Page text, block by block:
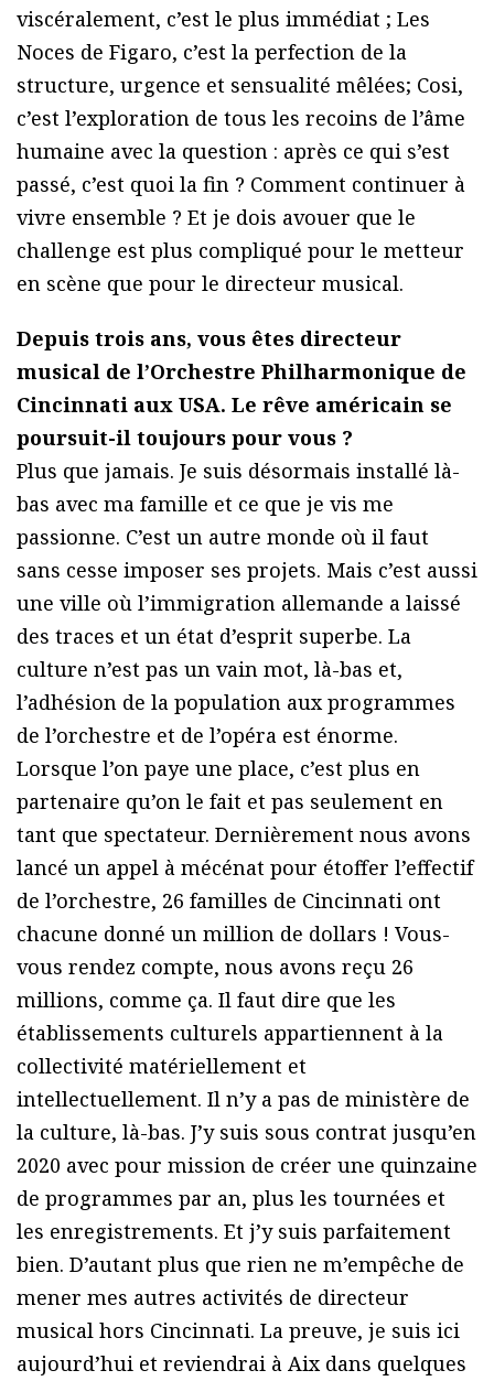
viscéralement, c’est le plus immédiat ; Les
Noces de Figaro, c’est la perfection de la
structure, urgence et sensualité mêlées; Cosi,
c’est l’exploration de tous les recoins de l’âme
humaine avec la question : après ce qui s’est
passé, c’est quoi la fin ? Comment continuer à
vivre ensemble ? Et je dois avouer que le
challenge est plus compliqué pour le metteur
en scène que pour le directeur musical.
Depuis trois ans, vous êtes directeur
musical de l’Orchestre Philharmonique de
Cincinnati aux USA. Le rêve américain se
poursuit-il toujours pour vous ?
Plus que jamais. Je suis désormais installé là-
bas avec ma famille et ce que je vis me
passionne. C’est un autre monde où il faut
sans cesse imposer ses projets. Mais c’est aussi
une ville où l’immigration allemande a laissé
des traces et un état d’esprit superbe. La
culture n’est pas un vain mot, là-bas et,
l’adhésion de la population aux programmes
de l’orchestre et de l’opéra est énorme.
Lorsque l’on paye une place, c’est plus en
partenaire qu’on le fait et pas seulement en
tant que spectateur. Dernièrement nous avons
lancé un appel à mécénat pour étoffer l’effectif
de l’orchestre, 26 familles de Cincinnati ont
chacune donné un million de dollars ! Vous-
vous rendez compte, nous avons reçu 26
millions, comme ça. Il faut dire que les
établissements culturels appartiennent à la
collectivité matériellement et
intellectuellement. Il n’y a pas de ministère de
la culture, là-bas. J’y suis sous contrat jusqu’en
2020 avec pour mission de créer une quinzaine
de programmes par an, plus les tournées et
les enregistrements. Et j’y suis parfaitement
bien. D’autant plus que rien ne m’empêche de
mener mes autres activités de directeur
musical hors Cincinnati. La preuve, je suis ici
aujourd’hui et reviendrai à Aix dans quelques